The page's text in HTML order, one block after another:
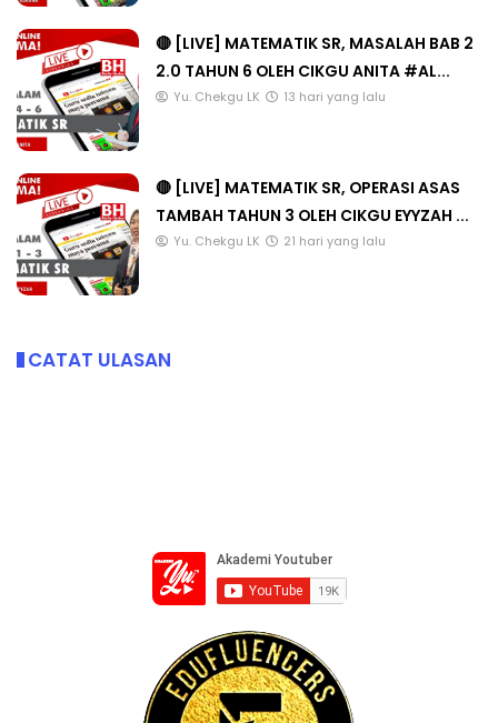
🔴 [LIVE] MATEMATIK SR, MASALAH BAB 2
2.0 TAHUN 6 OLEH CIKGU ANITA #AL...
Yu. Chekgu LK 13 hari yang lalu
🔴 [LIVE] MATEMATIK SR, OPERASI ASAS
TAMBAH TAHUN 3 OLEH CIKGU EYYZAH ...
Yu. Chekgu LK 21 hari yang lalu
CATAT ULASAN